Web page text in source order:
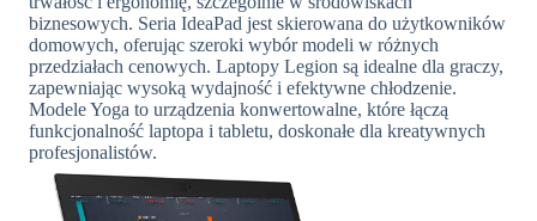
biznesowych. Seria IdeaPad jest skierowana do użytkowników
domowych, oferując szeroki wybór modeli w różnych
przedziałach cenowych. Laptopy Legion są idealne dla graczy,
zapewniając wysoką wydajność i efektywne chłodzenie.
Modele Yoga to urządzenia konwertowalne, które łączą
funkcjonalność laptopa i tabletu, doskonałe dla kreatywnych
profesjonalistów.